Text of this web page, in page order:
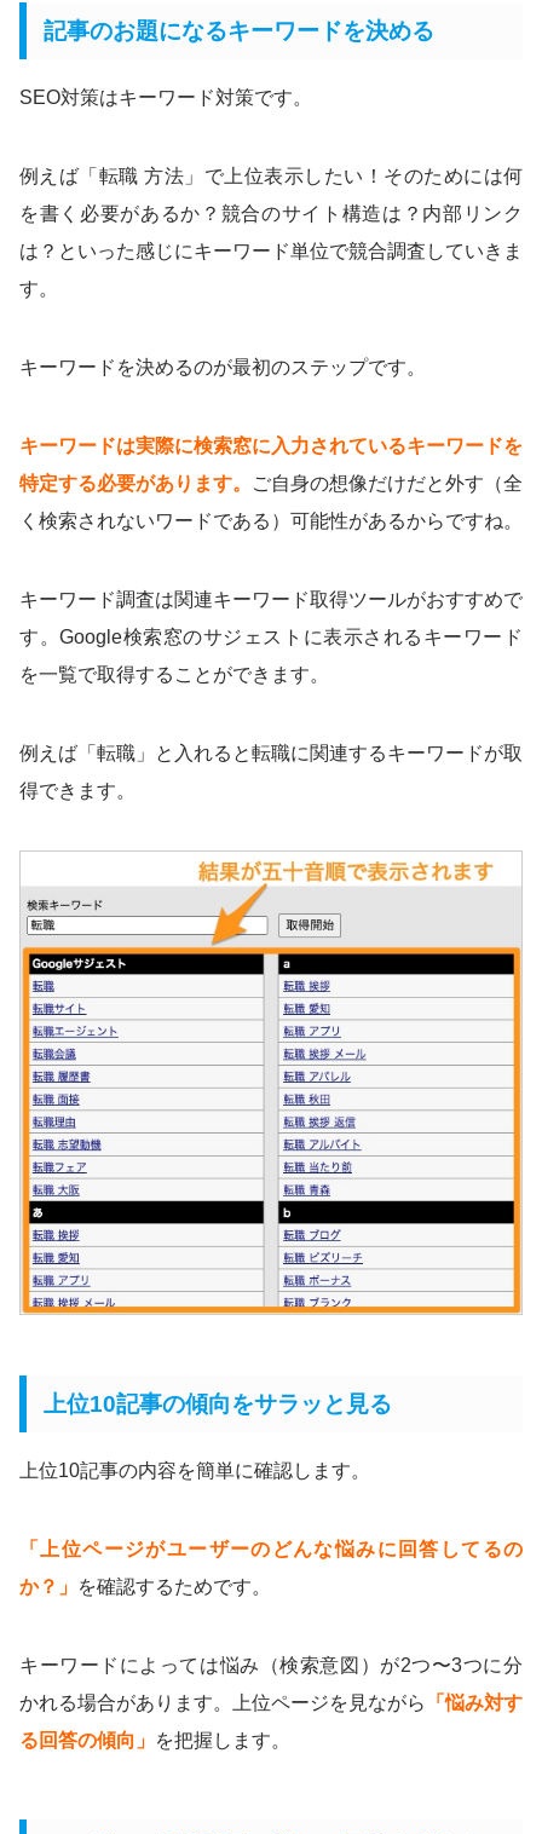
記事のお題になるキーワードを決める
SEO対策はキーワード対策です。
例えば「転職 方法」で上位表示したい！そのためには何
を書く必要があるか？競合のサイト構造は？内部リンク
は？といった感じにキーワード単位で競合調査していきま
す。
キーワードを決めるのが最初のステップです。
キーワードは実際に検索窓に入力されているキーワードを
特定する必要があります。
ご自身の想像だけだと外す（全
く検索されないワードである）可能性があるからですね。
キーワード調査は関連キーワード取得ツールがおすすめで
す。Google検索窓のサジェストに表示されるキーワード
を一覧で取得することができます。
例えば「転職」と入れると転職に関連するキーワードが取
得できます。
上位10記事の傾向をサラッと見る
上位10記事の内容を簡単に確認します。
「上位ページがユーザーのどんな悩みに回答してるの
か？」 を確認するためです。
キーワードによっては悩み（検索意図）が2つ〜3つに分
かれる場合があります。上位ページを見ながら
「悩み対す
る回答の傾向」 を把握します。